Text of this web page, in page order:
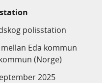
polisstation
Eda kommun
(Norge)
2025